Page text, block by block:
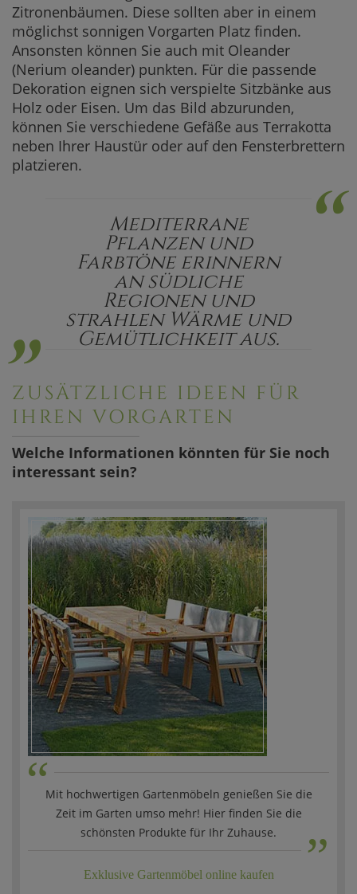
Zitronenbäumen. Diese sollten aber in einem
möglichst sonnigen Vorgarten Platz finden.
Ansonsten können Sie auch mit Oleander
(Nerium oleander) punkten. Für die passende
Dekoration eignen sich verspielte Sitzbänke aus
Holz oder Eisen. Um das Bild abzurunden,
können Sie verschiedene Gefäße aus Terrakotta
neben Ihrer Haustür oder auf den Fensterbrettern
platzieren.
“
„
Mediterrane
Pflanzen und
Farbtöne erinnern
an südliche
Regionen und
strahlen Wärme und
Gemütlichkeit aus.
ZUSÄTZLICHE IDEEN FÜR
IHREN VORGARTEN
Welche Informationen könnten für Sie noch
interessant sein?
“Mit hochwertigen Gartenmöbeln genießen Sie die
Zeit im Garten umso mehr! Hier finden Sie die
schönsten Produkte für Ihr Zuhause.
„
Exklusive Gartenmöbel online kaufen